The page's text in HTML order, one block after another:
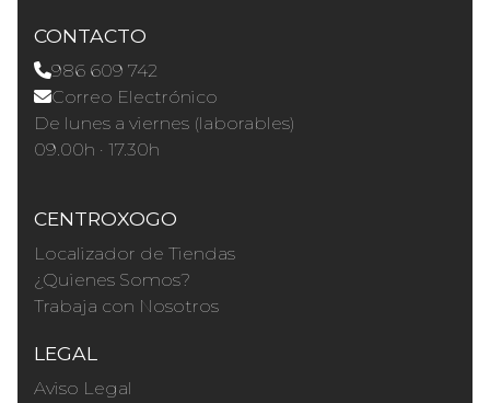
CONTACTO
986 609 742
Correo Electrónico
De lunes a viernes (laborables)
09.00h · 17.30h
CENTROXOGO
Localizador de Tiendas
¿Quienes Somos?
Trabaja con Nosotros
LEGAL
Aviso Legal